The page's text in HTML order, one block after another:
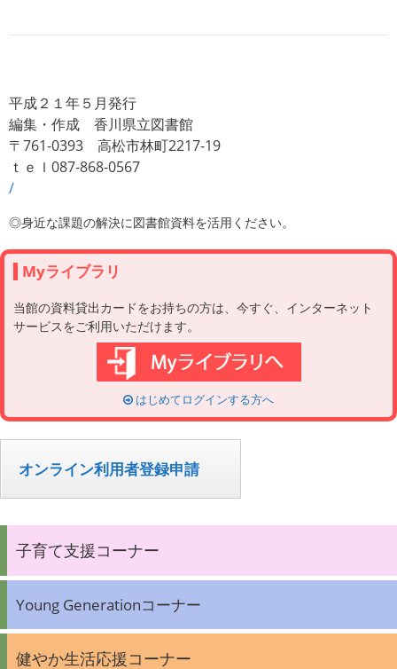
平成２１年５月発行
編集・作成 香川県立図書館
〒761-0393 高松市林町2217-19
ｔｅｌ087-868-0567
/
◎身近な課題の解決に図書館資料を活用ください。
Myライブラリ
当館の資料貸出カードをお持ちの方は、今すぐ、インターネット
サービスをご利用いただけます。
はじめてログインする方へ
オンライン利用者登録申請
子育て支援コーナー
Young Generationコーナー
健やか生活応援コーナー